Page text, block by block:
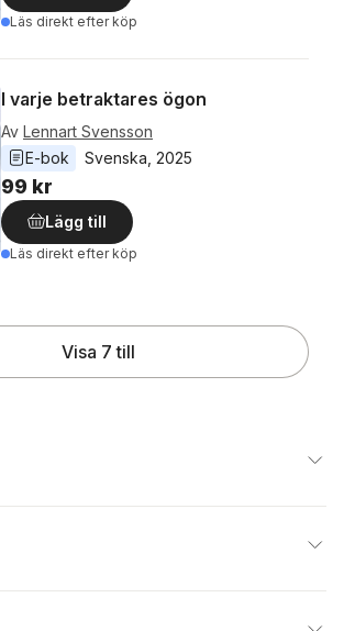
Läs direkt efter köp
I varje betraktares ögon
Av Lennart Svensson
E-bok
Svenska 2025
99 kr
Lägg till
Läs direkt efter köp
Visa 7 till